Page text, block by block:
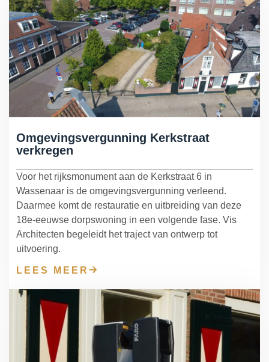
Herbestemming & transformatie
Verduurzaming & modernisering
Overige werkzaamheden
Omgevingsvergunning Kerkstraat
verkregen
Voor het rijksmonument aan de Kerkstraat 6 in
Wassenaar is de omgevingsvergunning verleend.
Daarmee komt de restauratie en uitbreiding van deze
18e-eeuwse dorpswoning in een volgende fase. Vis
Architecten begeleidt het traject van ontwerp tot
uitvoering.
LEES MEER